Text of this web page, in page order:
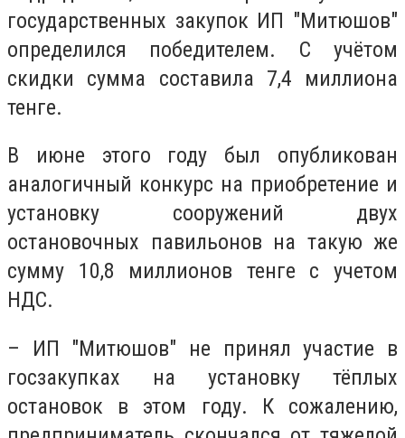
государственных закупок ИП "Митюшов"
определился победителем. С учётом
скидки сумма составила 7,4 миллиона
тенге.
В июне этого году был опубликован
аналогичный конкурс на приобретение и
установку сооружений двух
остановочных павильонов на такую же
сумму 10,8 миллионов тенге с учетом
НДС.
– ИП "Митюшов" не принял участие в
госзакупках на установку тёплых
остановок в этом году. К сожалению,